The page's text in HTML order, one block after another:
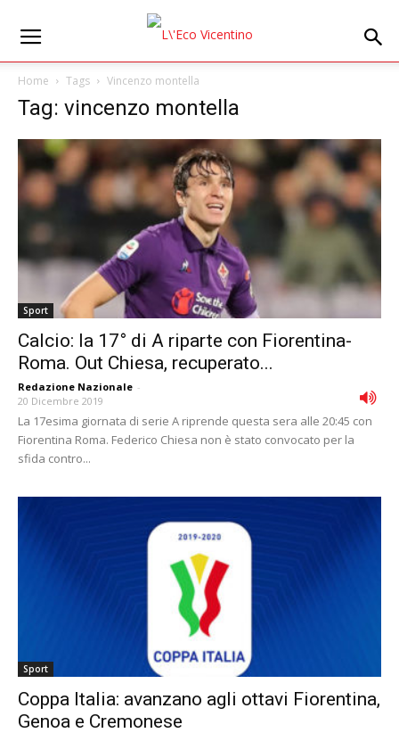
Home Tags Vincenzo montella
Tag: vincenzo montella
Sport
Calcio: la 17° di A riparte con Fiorentina-
Roma. Out Chiesa, recuperato...
Redazione Nazionale -
20 Dicembre 2019
La 17esima giornata di serie A riprende questa sera alle 20:45 con
Fiorentina Roma. Federico Chiesa non è stato convocato per la
sfida contro...
Sport
Coppa Italia: avanzano agli ottavi Fiorentina,
Genoa e Cremonese